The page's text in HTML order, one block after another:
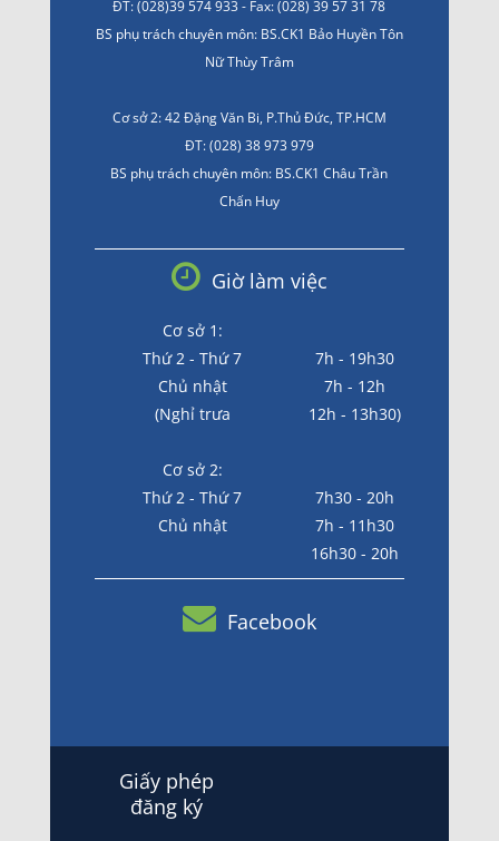
ĐT: (028)39 574 933 - Fax: (028) 39 57 31 78
BS phụ trách chuyên môn: BS.CK1 Bảo Huyền Tôn
Nữ Thùy Trâm
Cơ sở 2: 42 Đặng Văn Bi, P.Thủ Đức, TP.HCM
ĐT: (028) 38 973 979
BS phụ trách chuyên môn: BS.CK1 Châu Trần
Chấn Huy
Giờ làm việc
Cơ sở 1:
Thứ 2 - Thứ 7
7h - 19h30
Chủ nhật
7h - 12h
(Nghỉ trưa
12h - 13h30)
Cơ sở 2:
Thứ 2 - Thứ 7
7h30 - 20h
Chủ nhật
7h - 11h30
16h30 - 20h
Facebook
Giấy phép
đăng ký